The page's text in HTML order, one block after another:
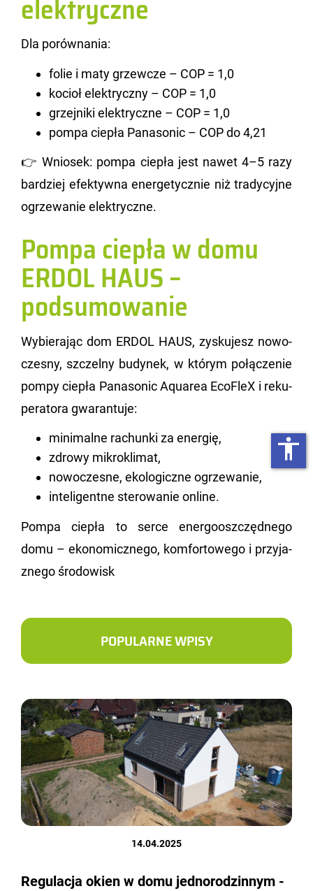
elektryczne
Dla po­rów­na­nia:
folie i maty grzewcze – COP = 1,0
kocioł elektryczny – COP = 1,0
grzejniki elektryczne – COP = 1,0
pompa ciepła Panasonic – COP do 4,21
👉 Wnio­sek: pompa cie­pła jest nawet 4–5 razy
bar­dziej efek­tyw­na ener­ge­tycz­nie niż tra­dy­cyj­ne
ogrze­wa­nie elek­trycz­ne.
Pompa ciepła w domu
ERDOL HAUS –
podsumowanie
Wy­bie­ra­jąc dom ERDOL HAUS, zy­sku­jesz no­wo­
cze­sny, szczel­ny bu­dy­nek, w któ­rym po­łą­cze­nie
pompy cie­pła Pa­na­so­nic Aqu­area Eco­FleX i re­ku­
pe­ra­to­ra gwa­ran­tu­je:
minimalne rachunki za energię,
zdrowy mikroklimat,
nowoczesne, ekologiczne ogrzewanie,
inteligentne sterowanie online.
Pompa cie­pła to serce ener­go­osz­częd­ne­go
domu – eko­no­micz­ne­go, kom­for­to­we­go i przy­ja­
zne­go śro­do­wisk
POPULARNE WPISY
14.04.2025
Regulacja okien w domu jednorodzinnym -
accessibility